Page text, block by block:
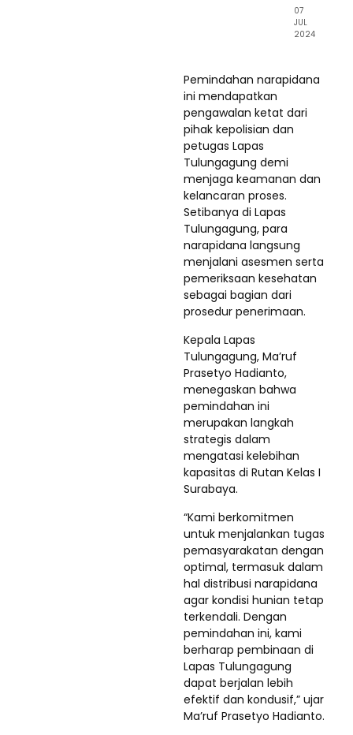
07
JUL
2024
Pemindahan narapidana
ini mendapatkan
pengawalan ketat dari
pihak kepolisian dan
petugas Lapas
Tulungagung demi
menjaga keamanan dan
kelancaran proses.
Setibanya di Lapas
Tulungagung, para
narapidana langsung
menjalani asesmen serta
pemeriksaan kesehatan
sebagai bagian dari
prosedur penerimaan.
Kepala Lapas
Tulungagung, Ma’ruf
Prasetyo Hadianto,
menegaskan bahwa
pemindahan ini
merupakan langkah
strategis dalam
mengatasi kelebihan
kapasitas di Rutan Kelas I
Surabaya.
“Kami berkomitmen
untuk menjalankan tugas
pemasyarakatan dengan
optimal, termasuk dalam
hal distribusi narapidana
agar kondisi hunian tetap
terkendali. Dengan
pemindahan ini, kami
berharap pembinaan di
Lapas Tulungagung
dapat berjalan lebih
efektif dan kondusif,” ujar
Ma’ruf Prasetyo Hadianto.